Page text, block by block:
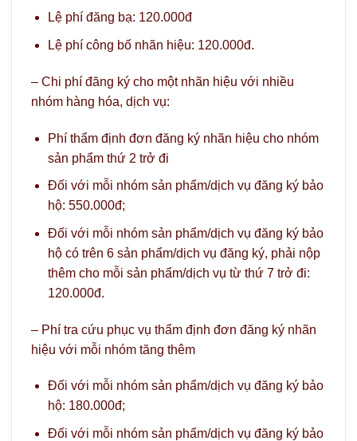
Lệ phí đăng bạ: 120.000đ
Lệ phí công bố nhãn hiệu: 120.000đ.
– Chi phí đăng ký cho một nhãn hiệu với nhiều
nhóm hàng hóa, dịch vụ:
Phí thẩm định đơn đăng ký nhãn hiệu cho nhóm
sản phẩm thứ 2 trở đi
Đối với mỗi nhóm sản phẩm/dịch vụ đăng ký bảo
hộ: 550.000đ;
Đối với mỗi nhóm sản phẩm/dịch vụ đăng ký bảo
hộ có trên 6 sản phẩm/dịch vụ đăng ký, phải nộp
thêm cho mỗi sản phẩm/dịch vụ từ thứ 7 trở đi:
120.000đ.
– Phí tra cứu phục vụ thẩm định đơn đăng ký nhãn
hiệu với mỗi nhóm tăng thêm
Đối với mỗi nhóm sản phẩm/dịch vụ đăng ký bảo
hộ: 180.000đ;
Đối với mỗi nhóm sản phẩm/dịch vụ đăng ký bảo